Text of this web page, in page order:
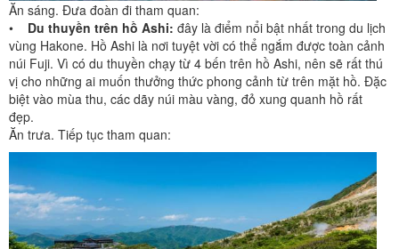
Ăn sáng. Đưa đoàn đi tham quan:
• Du thuyền trên hồ Ashi: đây là điểm nổi bật nhất trong du lịch
vùng Hakone. Hồ Ashi là nơi tuyệt vời có thể ngắm được toàn cảnh
núi Fuji. Vì có du thuyền chạy từ 4 bến trên hồ Ashi, nên sẽ rất thú
vị cho những ai muốn thưởng thức phong cảnh từ trên mặt hồ. Đặc
biệt vào mùa thu, các dãy núi màu vàng, đỏ xung quanh hồ rất
đẹp.
Ăn trưa. Tiếp tục tham quan: